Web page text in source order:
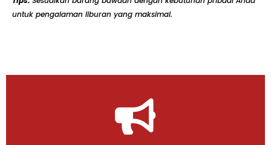
untuk pengalaman liburan yang maksimal.